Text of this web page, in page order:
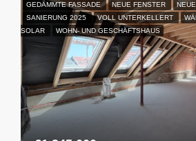
GEDÄMMTE FASSADE
NEUE FENSTER
SANIERUNG 2025
VOLL UNTERKELLERT
SOLAR
WOHN- UND GESCHÄFTSHAUS